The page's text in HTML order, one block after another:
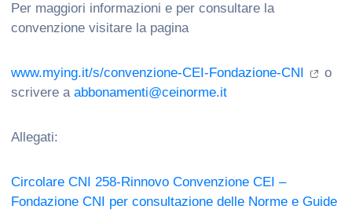
Per maggiori informazioni e per consultare la
convenzione visitare la pagina
www.mying.it/s/convenzione-CEI-Fondazione-CNI
o
scrivere a abbonamenti@ceinorme.it
Allegati:
Circolare CNI 258-Rinnovo Convenzione CEI –
Fondazione CNI per consultazione delle Norme e Guide